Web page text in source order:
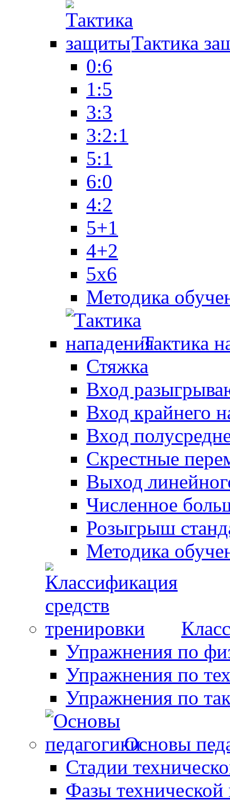
Тактика
0:6
1:5
3:3
3:2:1
5:1
6:0
4:2
5+1
4+2
5x6
Методика
Тактика
Стяжка
Вход
Вход крайнего
Вход
Скрестные
Выход
Численное
Розыгрыш
Методика
Упражнения по
Упражнения по
Упражнения по
Основы
Стадии
Фазы технической